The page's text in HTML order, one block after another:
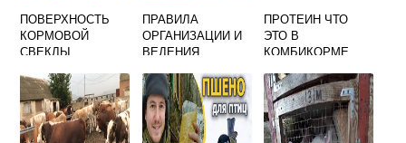
ПОВЕРХНОСТЬ
КОРМОВОЙ
СВЕКЛЫ
ПРАВИЛА
ОРГАНИЗАЦИИ И
ВЕДЕНИЯ
ОГО ПРОЦЕССА
НА
КОМБИКОРМОВЫ
Х ПРЕДПРИЯТИЯХ
ПРОТЕИН ЧТО
ЭТО В
КОМБИКОРМЕ